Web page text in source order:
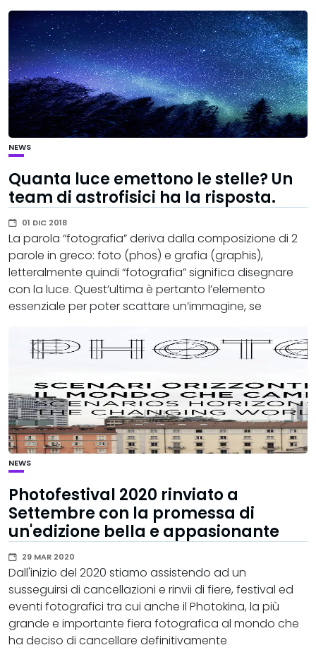
NEWS
Quanta luce emettono le stelle? Un
team di astrofisici ha la risposta.
01 DIC 2018
La parola “fotografia” deriva dalla composizione di 2
parole in greco: foto (phos) e grafia (graphis),
letteralmente quindi “fotografia” significa disegnare
con la luce. Quest’ultima è pertanto l’elemento
essenziale per poter scattare un’immagine, se
NEWS
Photofestival 2020 rinviato a
Settembre con la promessa di
un'edizione bella e appasionante
29 MAR 2020
Dall'inizio del 2020 stiamo assistendo ad un
susseguirsi di cancellazioni e rinvii di fiere, festival ed
eventi fotografici tra cui anche il Photokina, la più
grande e importante fiera fotografica al mondo che
ha deciso di cancellare definitivamente